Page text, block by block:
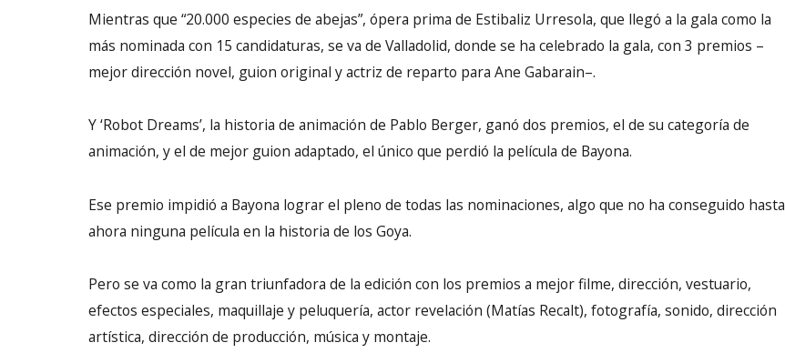
Mientras que “20.000 especies de abejas”, ópera prima de Estibaliz Urresola, que llegó a la gala como la
más nominada con 15 candidaturas, se va de Valladolid, donde se ha celebrado la gala, con 3 premios –
mejor dirección novel, guion original y actriz de reparto para Ane Gabarain–.
Y ‘Robot Dreams’, la historia de animación de Pablo Berger, ganó dos premios, el de su categoría de
animación, y el de mejor guion adaptado, el único que perdió la película de Bayona.
Ese premio impidió a Bayona lograr el pleno de todas las nominaciones, algo que no ha conseguido hasta
ahora ninguna película en la historia de los Goya.
Pero se va como la gran triunfadora de la edición con los premios a mejor filme, dirección, vestuario,
efectos especiales, maquillaje y peluquería, actor revelación (Matías Recalt), fotografía, sonido, dirección
artística, dirección de producción, música y montaje.